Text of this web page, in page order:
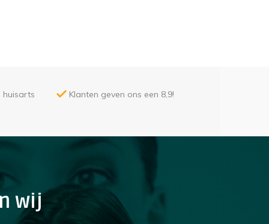
huisarts Klanten geven ons een 8,9!
wij